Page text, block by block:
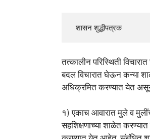
  शासन शुद्धीपत्रक
तत्कालीन परिस्थिती
बदल विचारात घेऊन कन्या
अधिक्रमित करण्यात येत
१) एकाच आवारात मुले व
सहशिक्षणाच्या शाळेत